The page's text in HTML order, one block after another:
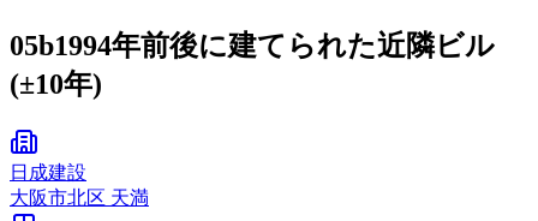
05b1994年前後に建てられた近隣ビル
(±10年)
日成建設
大阪市北区 天満